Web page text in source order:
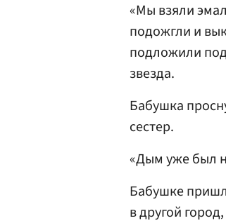
«Мы взяли
подожгли и
подложили
звезда.
Бабушка
сестер.
«Дым уже был
Бабушке
в другой